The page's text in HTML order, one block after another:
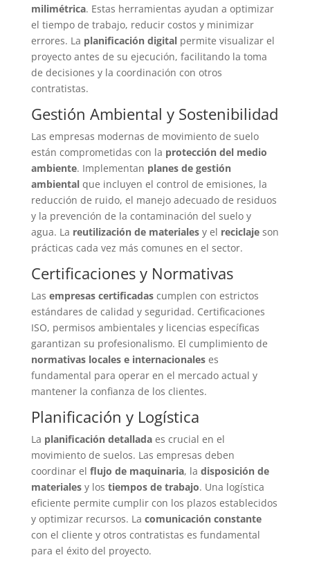
milimétrica. Estas herramientas ayudan a optimizar
el tiempo de trabajo, reducir costos y minimizar
errores. La planificación digitalpermite visualizar el
proyecto antes de su ejecución, facilitando la toma
de decisiones y la coordinación con otros
contratistas.
Gestión Ambiental y Sostenibilidad
Las empresas modernas de movimiento de suelo
están comprometidas con la protección del medio
ambiente. Implementan planes de gestión
ambientalque incluyen el control de emisiones, la
reducción de ruido, el manejo adecuado de residuos
y la prevención de la contaminación del suelo y
agua. La reutilización de materialesy el reciclajeson
prácticas cada vez más comunes en el sector.
Certificaciones y Normativas
Las empresas certificadascumplen con estrictos
estándares de calidad y seguridad. Certificaciones
ISO, permisos ambientales y licencias específicas
garantizan su profesionalismo. El cumplimiento de
normativas locales e internacionaleses
fundamental para operar en el mercado actual y
mantener la confianza de los clientes.
Planificación y Logística
La planificación detalladaes crucial en el
movimiento de suelos. Las empresas deben
coordinar el flujo de maquinaria, la disposición de
materialesy los tiempos de trabajo. Una logística
eficiente permite cumplir con los plazos establecidos
y optimizar recursos. La comunicación constante
con el cliente y otros contratistas es fundamental
para el éxito del proyecto.